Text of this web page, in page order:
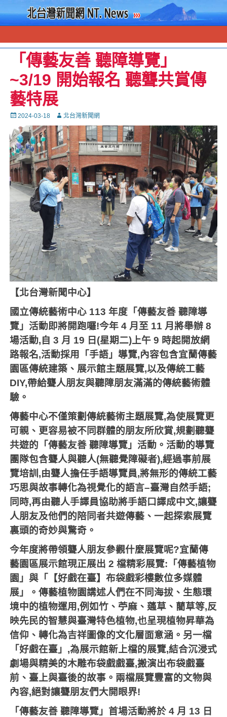
「傳藝友善 聽障導覽」
~3/19 開始報名 聽聾共賞傳
藝特展
Posted
2024-03-18 Autor北台灣新聞網
【北台灣新聞中心】
國立傳統藝術中心 113 年度「傳藝友善 聽障導
覽」活動即將開跑囉!今年 4 月至 11 月將舉辦 8
場活動,自 3 月 19 日 (星期二)上午 9 時起開放網
路報名,活動採用「手語」導覽,內容包含宜蘭傳藝
園區傳統建築、展示館主題展覽,以及傳統工藝
DIY,帶給聾人朋友與聽障朋友滿滿的傳統藝術體
驗。
傳藝中心不僅策劃傳統藝術主題展覽,為使展覽更
可親、更容易被不同群體的朋友所欣賞,規劃聽聾
共遊的「傳藝友善 聽障導覽」活動。活動的導覽
團隊包含聾人與聽人(無聽覺障礙者),經過事前展
覽培訓 ,由聾人擔任手語導覽員,將無形的傳統工藝
巧思與故事轉化為視覺化的語言–臺灣自然手語;
同時,再由聽人手譯員協助將手語口譯成中文,讓聾
人朋友及他們的陪同者共遊傳藝、一起探索展覽
裏頭的奇妙與驚奇。
今年度將帶領聾人朋友參觀什麼展覽呢?宜蘭傳
藝園區展示館現正展出 2檔精彩展覽: 「傳藝植物
園」與「【好戲在臺】布袋戲彩樓數位多媒體
展」。傳藝植物園講述人們在不同海拔、生態環
境中的植物運用,例如竹、苧麻、蓪草、藺草等,反
映先民的智慧與臺灣特色植物,也呈現植物昇華為
信仰、轉化為吉祥圖像的文化層面意涵。另一檔
「好戲在臺」 ,為展示館新上檔的展覽,結合沉浸式
劇場與精美的木雕布袋戲戲臺,搬演出布袋戲臺
前、臺上與臺後的故事。兩檔展覽豐富的文物與
內容,絕對讓聾朋友們大開眼界!
「傳藝友善 聽障導覽」首場活動將於 4 月 13 日